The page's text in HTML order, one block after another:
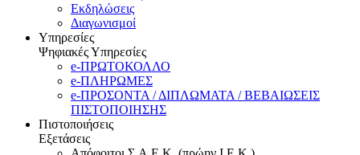
Εκδηλώσεις
Διαγωνισμοί
Υπηρεσίες
Ψηφιακές Υπηρεσίες
e-ΠΡΩΤΟΚΟΛΛΟ
e-ΠΛΗΡΩΜΕΣ
e-ΠΡΟΣΟΝΤΑ / ΔΙΠΛΩΜΑΤΑ / ΒΕΒΑΙΩΣΕΙΣ
ΠΙΣΤΟΠΟΙΗΣΗΣ
Πιστοποιήσεις
Εξετάσεις